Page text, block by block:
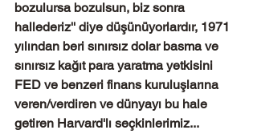
bozulursa bozulsun, biz sonra
hallederiz'' diye düşünüyorlardır, 1971
yılından beri sınırsız dolar basma ve
sınırsız kağıt para yaratma yetkisini
FED ve benzeri finans kuruluşlarına
veren/verdiren ve dünyayı bu hale
getiren Harvard'lı seçkinlerimiz...